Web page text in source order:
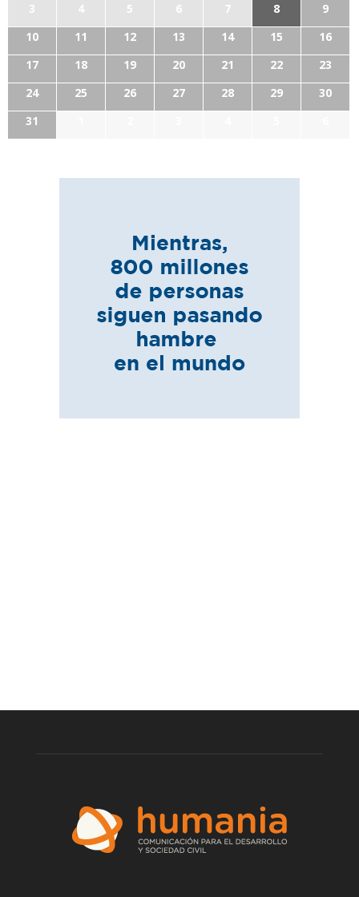
3
4 5 6 7 8
9
10
11 12 13 14 15
16
17
18 19 20 21 22
23
24
25 26 27 28 29
30
31